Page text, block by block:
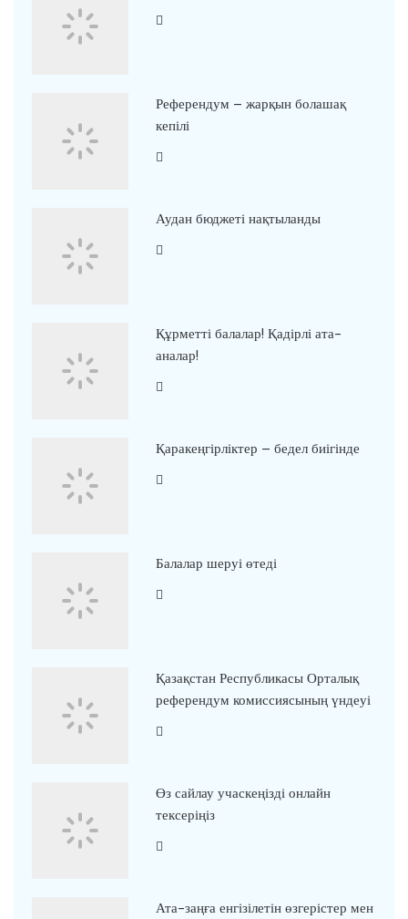
Референдум – жарқын болашақ
кепілі
Аудан бюджеті нақтыланды
Құрметті балалар! Қадірлі ата-
аналар!
Қаракеңгірліктер – бедел биігінде
Балалар шеруі өтеді
Қазақстан Республикасы Орталық
референдум комиссиясының үндеуі
Өз сайлау учаскеңізді онлайн
тексеріңіз
Ата-заңға енгізілетін өзгерістер мен